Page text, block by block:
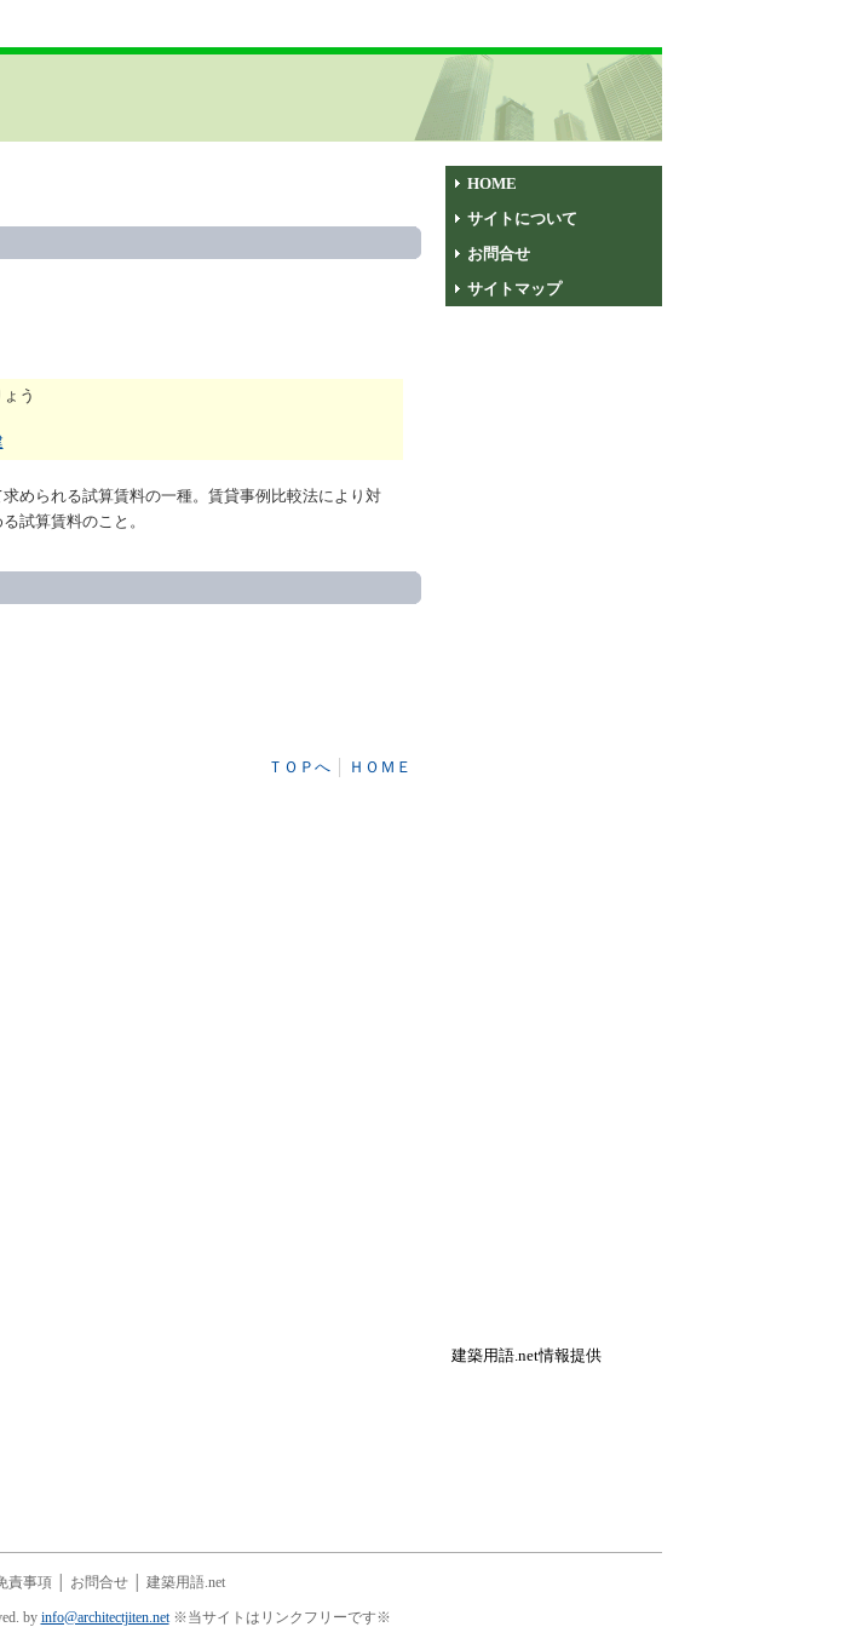
う
められる試算賃料の一種。賃貸事例比較法により対
試算賃料のこと。
ＴＯＰへ│ ＨＯＭＥ
HOME
サイトについて
お問合せ
サイトマップ
建築用語.net情報提供
責事項 お問合せ 建築用語.net
by info@architectjiten.net※当サイトはリンクフリーです※